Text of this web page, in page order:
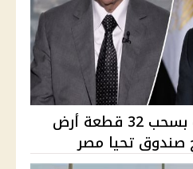
توفيق عكاشة يطالب بسحب 32 قطعة أرض
صندوق تحيا مصر